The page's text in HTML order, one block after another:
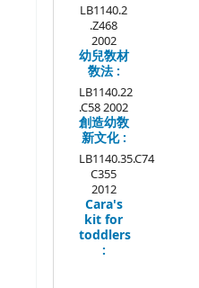
LB1140.2
.Z468
2002
幼兒敎材
敎法 :
LB1140.22
.C58 2002
創造幼敎
新文化 :
LB1140.35.C74
C355
2012
Cara's
kit for
toddlers
: